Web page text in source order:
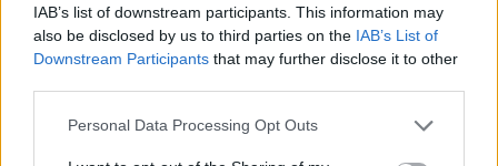
IAB’s list of downstream participants. This information may
also be disclosed by us to third parties on the IAB’s List of
Downstream Participants that may further disclose it to other
Personal Data Processing Opt Outs
Vilniaus apygardos teismo teisėja Rasa Paužaitė
atkreipė dėmesį, kad pats kaltinamasis neneigė
perdavęs informaciją, minėta Baltarusijos žurnalistė
bendradarbiavo su Baltarusijos žvalgybos organizacija
KGB ir vykdė jos užduotis, o M. Danielius žinojo